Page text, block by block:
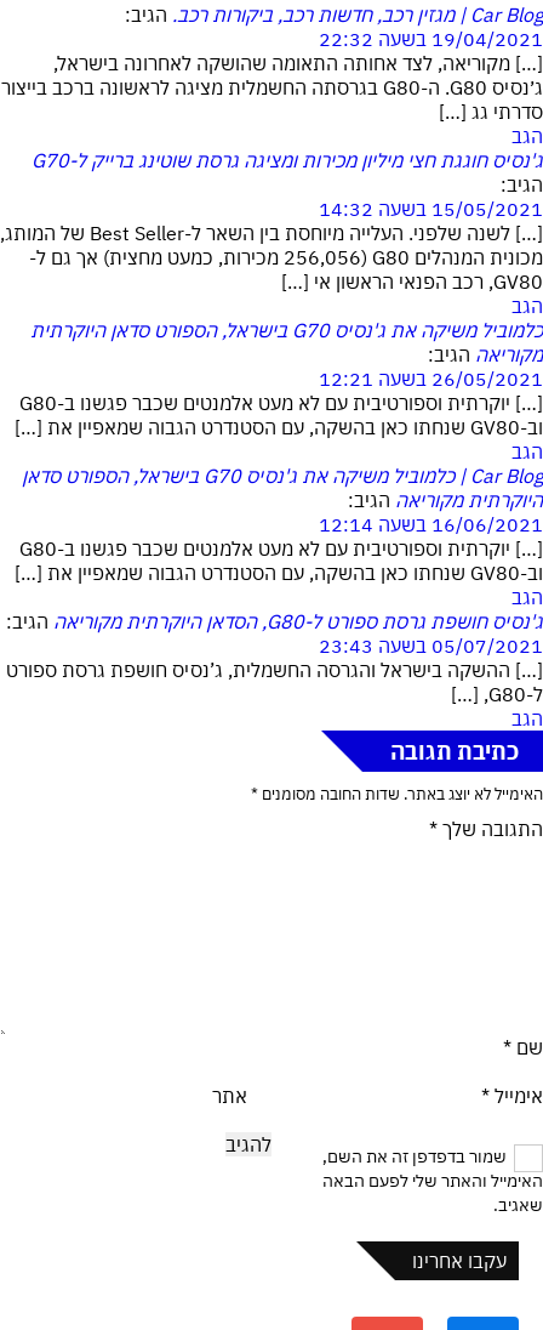
Car Blog | מגזין רכב, חדשות רכב, ביקורות רכב.
הגיב:
19/04/2021 בשעה 22:32
[…] מקוריאה, לצד אחותה התאומה שהושקה לאחרונה בישראל,
ג׳נסיס G80. ה-G80 בגרסתה החשמלית מציגה לראשונה ברכב בייצור
סדרתי גג […]
הגב
ג'נסיס חוגגת חצי מיליון מכירות ומציגה גרסת שוטינג ברייק ל-G70
הגיב:
15/05/2021 בשעה 14:32
[…] לשנה שלפני. העלייה מיוחסת בין השאר ל-Best Seller של המותג,
מכונית המנהלים G80 (256,056 מכירות, כמעט מחצית) אך גם ל-
GV80, רכב הפנאי הראשון אי […]
הגב
כלמוביל משיקה את ג'נסיס G70 בישראל, הספורט סדאן היוקרתית
מקוריאה הגיב:
26/05/2021 בשעה 12:21
[…] יוקרתית וספורטיבית עם לא מעט אלמנטים שכבר פגשנו ב-G80
וב-GV80 שנחתו כאן בהשקה, עם הסטנדרט הגבוה שמאפיין את […]
הגב
Car Blog | כלמוביל משיקה את ג'נסיס G70 בישראל, הספורט סדאן
היוקרתית מקוריאה הגיב:
16/06/2021 בשעה 12:14
[…] יוקרתית וספורטיבית עם לא מעט אלמנטים שכבר פגשנו ב-G80
וב-GV80 שנחתו כאן בהשקה, עם הסטנדרט הגבוה שמאפיין את […]
הגב
ג'נסיס חושפת גרסת ספורט ל-G80, הסדאן היוקרתית מקוריאה
הגיב:
05/07/2021 בשעה 23:43
[…] ההשקה בישראל והגרסה החשמלית, ג’נסיס חושפת גרסת ספורט
ל-G80, […]
הגב
כתיבת תגובה
האימייל לא יוצג באתר. שדות החובה מסומנים *
התגובה שלך *
שם *
אימייל * אתר
שמור בדפדפן זה את השם,
האימייל והאתר שלי לפעם הבאה
שאגיב.
עקבו אחרינו